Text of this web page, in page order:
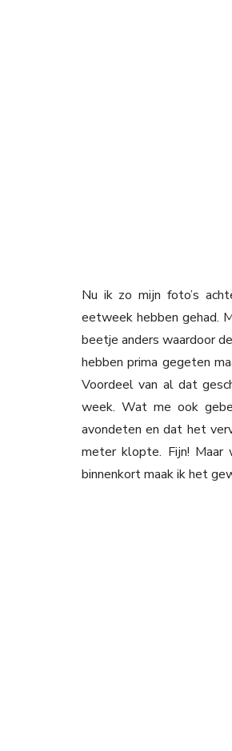
Nu ik zo mijn foto’s
eetweek hebben gehad.
beetje anders waardoor
hebben prima gegeten
Voordeel van al dat
week. Wat me ook
avondeten en dat het
meter klopte. Fijn!
binnenkort maak ik het